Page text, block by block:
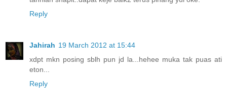
Reply
Jahirah 19 March 2012 at 15:44
xdpt mkn posing sblh pun jd la...hehee muka tak puas ati
eton...
Reply